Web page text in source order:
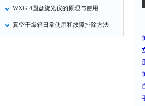
WXG-4圆盘旋光仪的原理与使用
真空干燥箱日常使用和故障排除方法